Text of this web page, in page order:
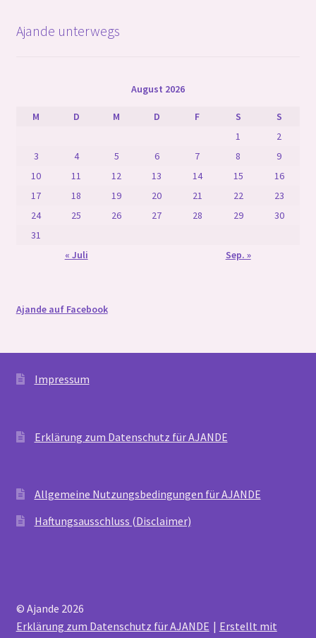
Ajande unterwegs
August 2026
M D M D F S
S
1
2
3
4 5 6 7 8
9
10
11 12 13 14 15
16
17
18 19 20 21 22
23
24
25 26 27 28 29
30
31
« Juli
Sep. »
Ajande auf Facebook
Impressum
Erklärung zum Datenschutz für AJANDE
Allgemeine Nutzungsbedingungen für AJANDE
Haftungsausschluss (Disclaimer)
© Ajande 2026
Erklärung zum Datenschutz für AJANDE
Erstellt mit